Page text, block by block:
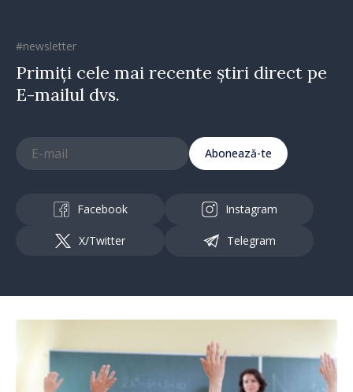
#newsletter
Primiți cele mai recente știri direct pe
E-mailul dvs.
Abonează-te
Facebook Instagram
X/Twitter Telegram